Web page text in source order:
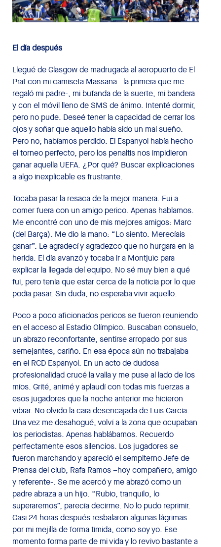
El día después
Llegué de Glasgow de madrugada al aeropuerto de El
Prat con mi camiseta Massana –la primera que me
regaló mi padre-, mi bufanda de la suerte, mi bandera
y con el móvil lleno de SMS de ánimo. Intenté dormir,
pero no pude. Deseé tener la capacidad de cerrar los
ojos y soñar que aquello había sido un mal sueño.
Pero no; habíamos perdido. El Espanyol había hecho
el torneo perfecto, pero los penaltis nos impidieron
ganar aquella UEFA. ¿Por qué? Buscar explicaciones
a algo inexplicable es frustrante.
Tocaba pasar la resaca de la mejor manera. Fui a
comer fuera con un amigo perico. Apenas hablamos.
Me encontré con uno de mis mejores amigos: Marc
(del Barça). Me dio la mano: “Lo siento. Merecíais
ganar”. Le agradecí y agradezco que no hurgara en la
herida. El día avanzó y tocaba ir a Montjuïc para
explicar la llegada del equipo. No sé muy bien a qué
fui, pero tenía que estar cerca de la noticia por lo que
podía pasar. Sin duda, no esperaba vivir aquello.
Poco a poco aficionados pericos se fueron reuniendo
en el acceso al Estadio Olímpico. Buscaban consuelo,
un abrazo reconfortante, sentirse arropado por sus
semejantes, cariño. En esa época aún no trabajaba
en el RCD Espanyol. En un acto de dudosa
profesionalidad crucé la valla y me puse al lado de los
míos. Grité, animé y aplaudí con todas mis fuerzas a
esos jugadores que la noche anterior me hicieron
vibrar. No olvido la cara desencajada de Luis García.
Una vez me desahogué, volví a la zona que ocupaban
los periodistas. Apenas hablábamos. Recuerdo
perfectamente esos silencios. Los jugadores se
fueron marchando y apareció el sempiterno Jefe de
Prensa del club, Rafa Ramos –hoy compañero, amigo
y referente-. Se me acercó y me abrazó como un
padre abraza a un hijo. “Rubio, tranquilo, lo
superaremos”, parecía decirme. No lo pudo reprimir.
Casi 24 horas después resbalaron algunas lágrimas
por mi mejilla de forma tímida, como soy yo. Ese
momento forma parte de mi vida y lo revivo bastante a